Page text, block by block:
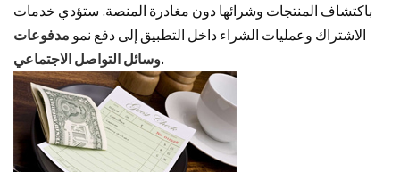
باكتشاف المنتجات وشرائها دون مغادرة المنصة. ستؤدي خدمات
الاشتراك وعمليات الشراء داخل التطبيق إلى دفع نمو مدفوعات
وسائل التواصل الاجتماعي.